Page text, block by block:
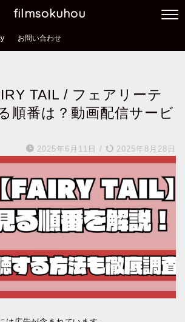
filmsokuhou
お問い合わせ
TAIL / フェアリーテ
順番は？動画配信サービ
2025年6月11日 / 2025年8月28日